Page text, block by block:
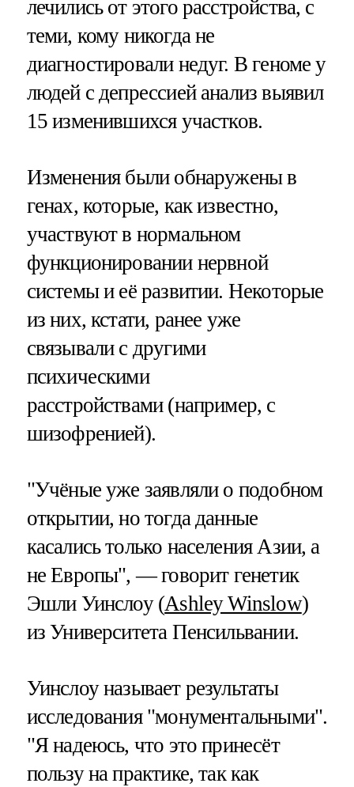
лечились от этого расстройства, с
теми, кому никогда не
диагностировали недуг. В геноме у
людей с депрессией анализ выявил
15 изменившихся участков.
Изменения были обнаружены в
генах, которые, как известно,
участвуют в нормальном
функционировании нервной
системы и её развитии. Некоторые
из них, кстати, ранее уже
связывали с другими
психическими
расстройствами (например, с
шизофренией).
"Учёные уже заявляли о подобном
открытии, но тогда данные
касались только населения Азии, а
не Европы", — говорит генетик
Эшли Уинслоу (Ashley Winslow)
из Университета Пенсильвании.
Уинслоу называет результаты
исследования "монументальными".
"Я надеюсь, что это принесёт
пользу на практике, так как